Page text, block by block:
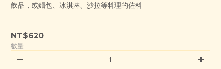
飲品，或麵包、冰淇淋、沙拉等料理的佐料
NT$620
數量